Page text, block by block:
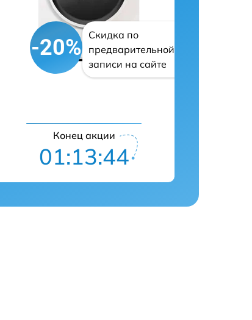
-20%
Скидка по
предварительной
записи на сайте
Конец акции
01:13:43